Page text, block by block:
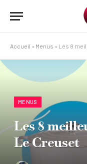
Accueil » Menus » Les 8
MENUS
Les 8
Le Creuset